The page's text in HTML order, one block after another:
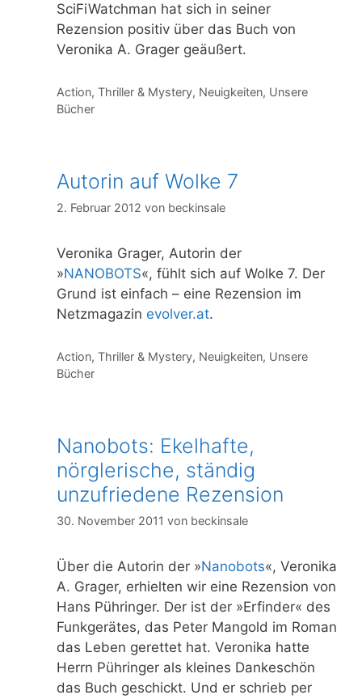
SciFiWatchman hat sich in seiner
Rezension positiv über das Buch von
Veronika A. Grager geäußert.
Kategorien
Action, Thriller & Mystery, Neuigkeiten, Unsere
Bücher
Autorin auf Wolke 7
2. Februar 2012 von beckinsale
Veronika Grager, Autorin der
»NANOBOTS«, fühlt sich auf Wolke 7. Der
Grund ist einfach – eine Rezension im
Netzmagazin evolver.at.
Kategorien
Action, Thriller & Mystery, Neuigkeiten, Unsere
Bücher
Nanobots: Ekelhafte,
nörglerische, ständig
unzufriedene Rezension
30. November 2011 von beckinsale
Über die Autorin der »Nanobots«, Veronika
A. Grager, erhielten wir eine Rezension von
Hans Pühringer. Der ist der »Erfinder« des
Funkgerätes, das Peter Mangold im Roman
das Leben gerettet hat. Veronika hatte
Herrn Pühringer als kleines Dankeschön
das Buch geschickt. Und er schrieb per